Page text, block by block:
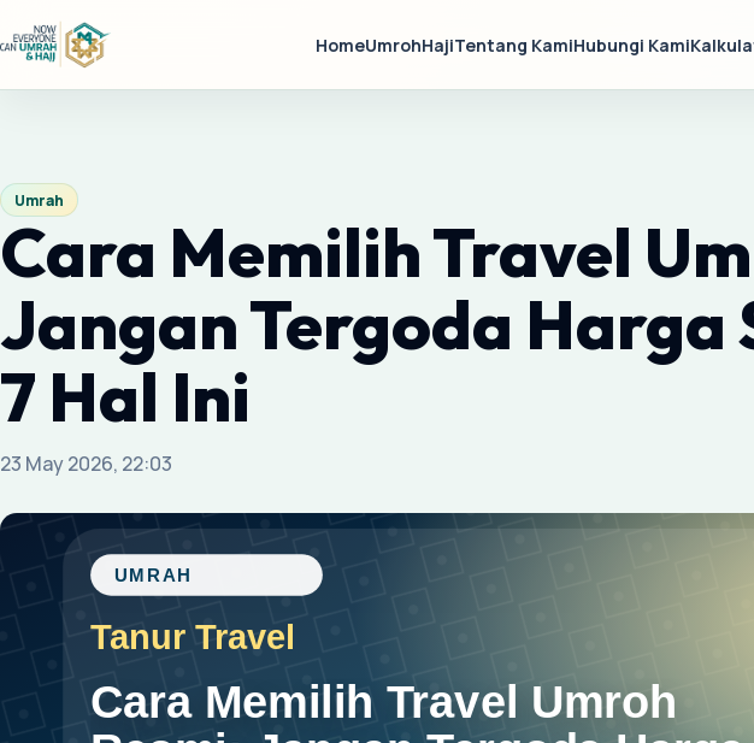
HomeUmrohHajiTentang KamiHubungi Kami
Umrah
Cara Memilih Travel
Jangan Tergoda Harga
7 Hal Ini
23 May 2026, 22:03